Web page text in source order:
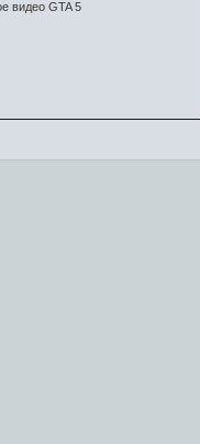
видео GTA 5